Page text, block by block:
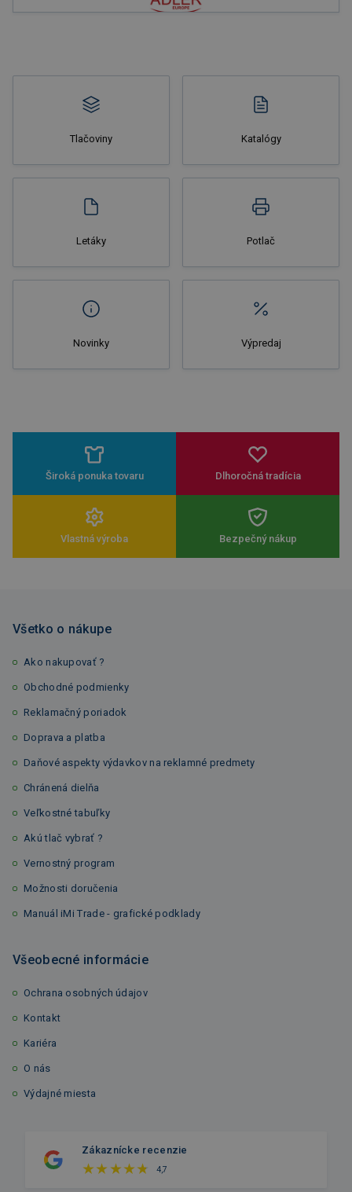
Tlačoviny Katalógy
Letáky Potlač
Novinky Výpredaj
Široká ponuka tovaru Dlhoročná tradícia
Vlastná výroba Bezpečný nákup
Všetko o nákupe
Ako nakupovať ?
Obchodné podmienky
Reklamačný poriadok
Doprava a platba
Daňové aspekty výdavkov na reklamné predmety
Chránená dielňa
Veľkostné tabuľky
Akú tlač vybrať ?
Vernostný program
Možnosti doručenia
Manuál iMi Trade - grafické podklady
Všeobecné informácie
Ochrana osobných údajov
Kontakt
Kariéra
O nás
Výdajné miesta
Zákaznícke recenzie
4,7